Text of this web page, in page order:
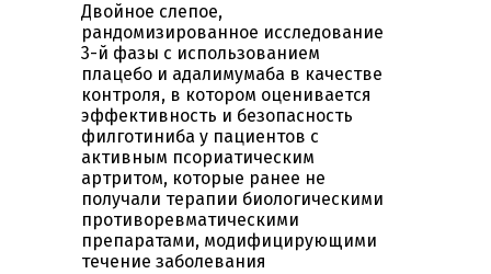
Двойное слепое,
рандомизированное исследование
3-й фазы с использованием
плацебо и адалимумаба в качестве
контроля, в котором оценивается
эффективность и безопасность
филготиниба у пациентов с
активным псориатическим
артритом, которые ранее не
получали терапии биологическими
противоревматическими
препаратами, модифицирующими
течение заболевания